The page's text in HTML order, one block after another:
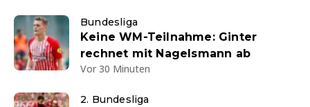
Bundesliga
Keine WM-Teilnahme: Ginter
rechnet mit Nagelsmann ab
Vor 30 Minuten
2. Bundesliga